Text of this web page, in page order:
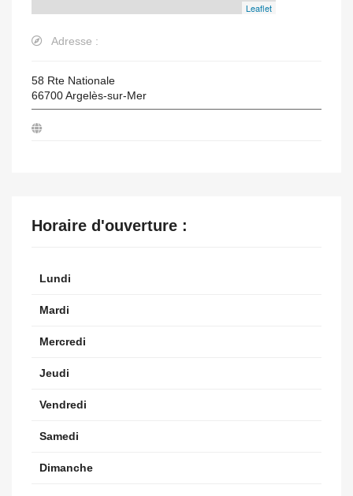
Leaflet
Adresse :
58 Rte Nationale
66700Argelès-sur-Mer
Horaire d'ouverture :
Lundi
Mardi
Mercredi
Jeudi
Vendredi
Samedi
Dimanche